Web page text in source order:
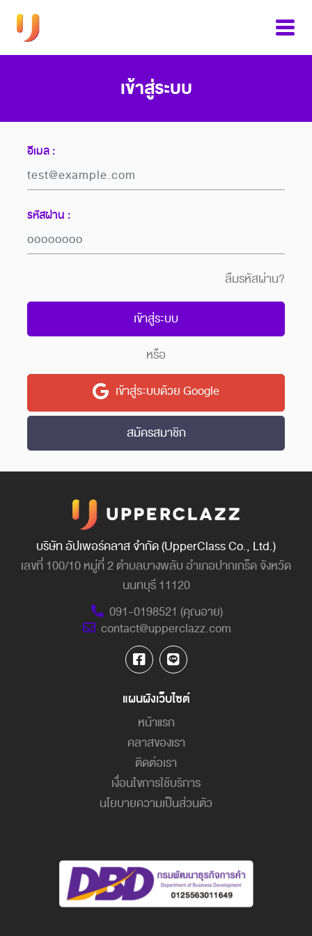
เข้าสู่ระบบ
อีเมล :
รหัสผ่าน :
ลืมรหัสผ่าน?
เข้าสู่ระบบ
หรือ
เข้าสู่ระบบด้วย Google
สมัครสมาชิก
บริษัท อัปเพอร์คลาส จำกัด (UpperClass Co., Ltd.)
เลขที่ 100/10 หมู่ที่ 2 ตำบลบางพลับ อำเภอปากเกร็ด จังหวัด
นนทบุรี 11120
091-0198521 (คุณอาย)
contact@upperclazz.com
แผนผังเว็บไซต์
หน้าแรก
คลาสของเรา
ติดต่อเรา
เงื่อนไขการใช้บริการ
นโยบายความเป็นส่วนตัว